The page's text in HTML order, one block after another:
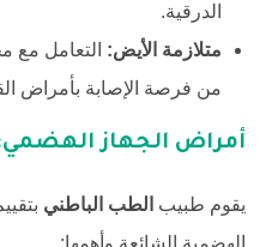
الدرقية.
متلازمة الأيض: التعامل مع
من فرصة الإصابة بأمراض
أمراض الجهاز
يقوم طبيب الطب الباطني